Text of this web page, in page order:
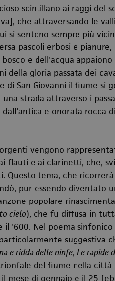
scintillano ai raggi del
che attraversando le
si sentono sempre più
pascoli erbosi e
e dell'acqua
gloria passata dei
di San Giovanni il fiume si
strada attraverso i
e onorata rocca
vengono
e ai clarinetti, che,
tema, che ricorrerà
pur essendo diventato
popolare
cielo), che fu diffusa in
'600. Nel poema
suggestiva
e ridda delle ninfe, Le rapide
del fiume nella città
mese di gennaio e il 25